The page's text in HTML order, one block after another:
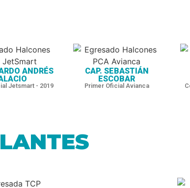
ANDRÉS
Jetsmart - 2019
CAP. SEBASTIÁN
ESCOBAR
Primer Oficial Avianca